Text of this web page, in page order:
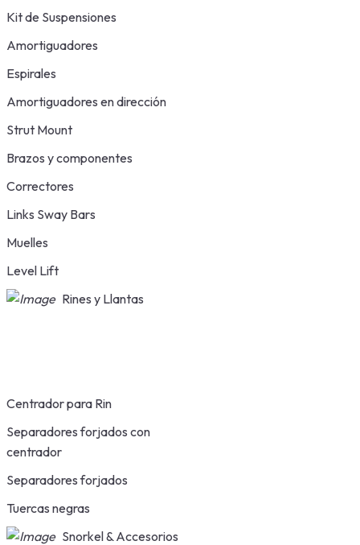
Kit de Suspensiones
Amortiguadores
Espirales
Amortiguadores en dirección
Strut Mount
Brazos y componentes
Correctores
Links Sway Bars
Muelles
Level Lift
Rines y Llantas
Centrador para Rin
Separadores forjados con
centrador
Separadores forjados
Tuercas negras
Snorkel & Accesorios